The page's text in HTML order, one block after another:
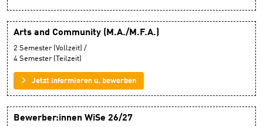
Arts and Community (M.A./M.F.A.)
2 Semester (Vollzeit) /
4 Semester (Teilzeit)
Jetzt informieren u. bewerben
Bewerber:innen WiSe 26/27